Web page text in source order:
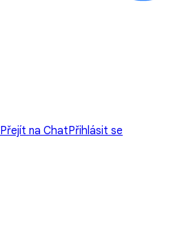
Přejít na ChatPřihlásit se